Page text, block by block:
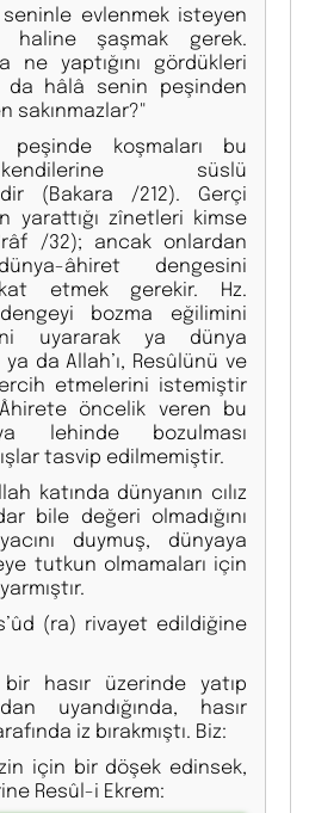
evlenmek isteyen
haline şaşmak gerek.
ne yaptığını gördükleri
da hâlâ senin peşinden
sakınmazlar?"
peşinde koşmaları bu
süslü
(Bakara /212). Gerçi
yarattığı zînetleri kimse
/32); ancak onlardan
âhiret dengesini
etmek gerekir. Hz.
bozma eğilimini
uyararak ya dünya
da Allah’ı, Resûlünü ve
etmelerini istemiştir
öncelik veren bu
lehinde bozulması
tasvip edilmemiştir.
katında dünyanın cılız
bile değeri olmadığını
duymuş, dünyaya
tutkun olmamaları için
(ra) rivayet edildiğine
hasır üzerinde yatıp
uyandığında, hasır
iz bırakmıştı. Biz:
için bir döşek edinsek,
Resûl-i Ekrem: